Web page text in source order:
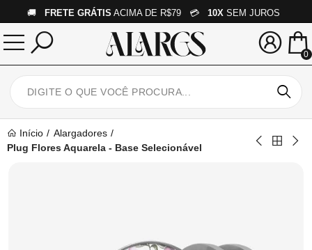
🚚 FRETE GRÁTIS ACIMA DE R$79 💳 10X SEM JUROS
0
Início
Alargadores
Plug Flores Aquarela - Base Selecionável